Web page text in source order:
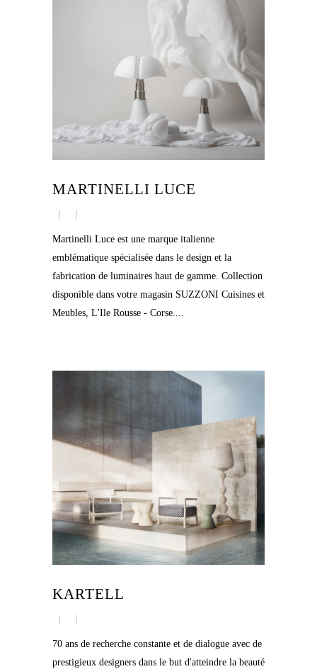
MARTINELLI LUCE
Martinelli Luce est une marque italienne
emblématique spécialisée dans le design et la
fabrication de luminaires haut de gamme. Collection
disponible dans votre magasin SUZZONI Cuisines et
Meubles, L'Ile Rousse - Corse....
KARTELL
70 ans de recherche constante et de dialogue avec de
prestigieux designers dans le but d'atteindre la beauté